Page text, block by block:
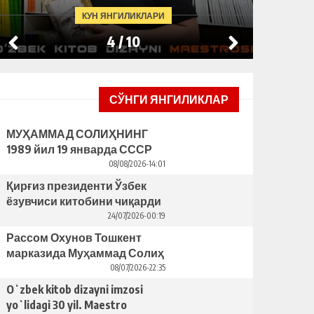
КУН ЯНГИЛИКЛАРИ
BAHRIDDIN BOZOROV BILAN SUHBAT
4/10
СЎНГИ ЯНГИЛИКЛАР
МУҲАММАД СОЛИҲНИНГ
1989 йил 19 январда СССР
ЁЗУВЧИЛАР УЮШМАСИ
ПЛЕНУМИДАГИ НУТҚИ
08/08/2026-14:01
Қирғиз президенти Ўзбек
ёзувчиси китобини чиқарди
– бунинг ортида қандай
сабаблар турибди?
24/07/2026-00:19
Рассом Охунов Тошкент
марказида Муҳаммад Солиҳ
яcаган ҳайкални ўрнатишни
таклиф қилди
08/07/2026-22:35
Oʻzbek kitob dizayni imzosi
yoʻlidagi 30 yil. Maestro